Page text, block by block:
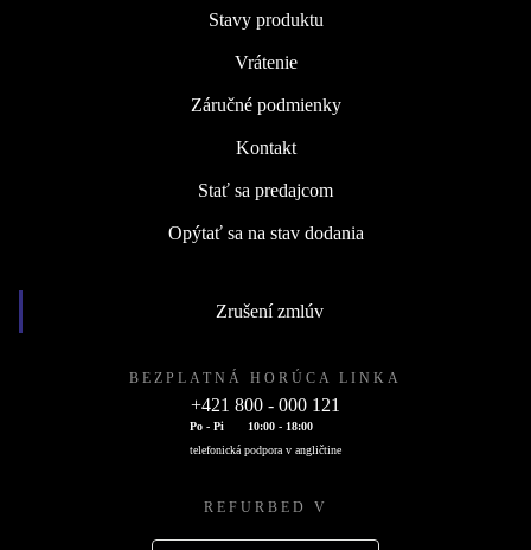
Stavy produktu
Vrátenie
Záručné podmienky
Kontakt
Stať sa predajcom
Opýtať sa na stav dodania
Zrušení zmlúv
BEZPLATNÁ HORÚCA LINKA
+421 800 - 000 121
Po - Pi
10:00 - 18:00
telefonická podpora v angličtine
REFURBED V